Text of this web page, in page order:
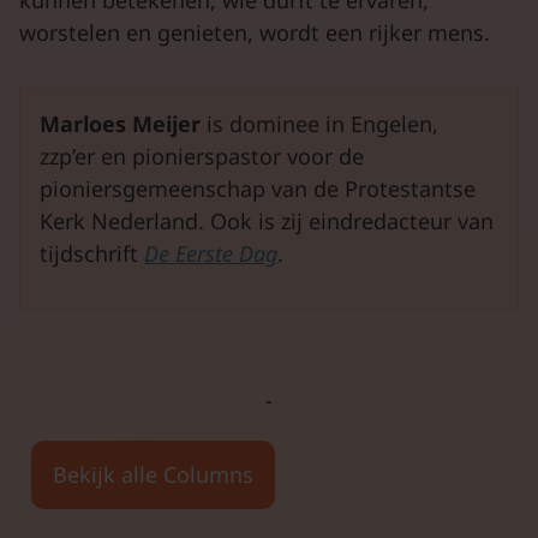
worstelen en genieten, wordt een rijker mens.
Marloes Meijer is dominee in Engelen,
zzp’er en pionierspastor voor de
pioniersgemeenschap van de Protestantse
Kerk Nederland. Ook is zij eindredacteur van
tijdschrift De Eerste Dag.
Bekijk alle Columns